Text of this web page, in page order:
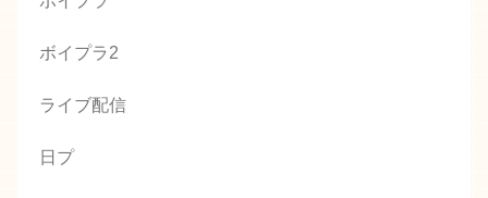
ボイプラ2
ライブ配信
日プ